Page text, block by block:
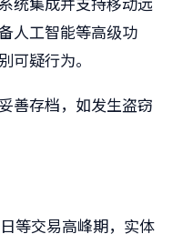
人工智能等高级功
可疑行为。
善存档，如发生盗窃
等交易高峰期，实体